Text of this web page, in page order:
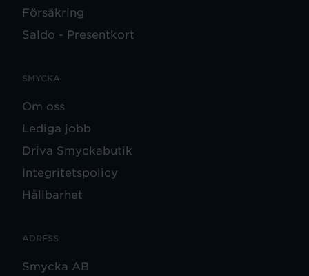
Försäkring
Saldo - Presentkort
SMYCKA
Om oss
Lediga jobb
Driva Smyckabutik
Integritetspolicy
Hållbarhet
ADRESS
Smycka AB